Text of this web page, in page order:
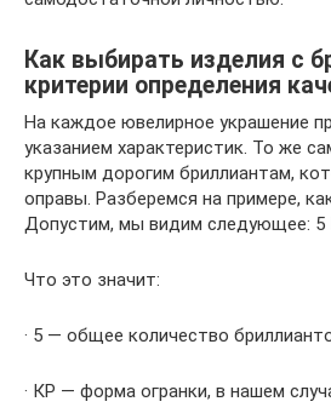
Как выбирать изделия с
критерии определения
На каждое ювелирное украшение
указанием характеристик. То же
крупным дорогим бриллиантам,
оправы. Разберемся на примере,
Допустим, мы видим следующее: 5
Что это значит:
· 5 — общее количество
· КР — форма огранки, в нашем